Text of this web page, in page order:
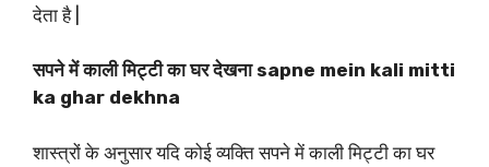
देता है |
सपने में काली मिट्टी का घर देखना sapne mein kali mitti
ka ghar dekhna
शास्त्रों के अनुसार यदि कोई व्यक्ति सपने में काली मिट्टी का घर